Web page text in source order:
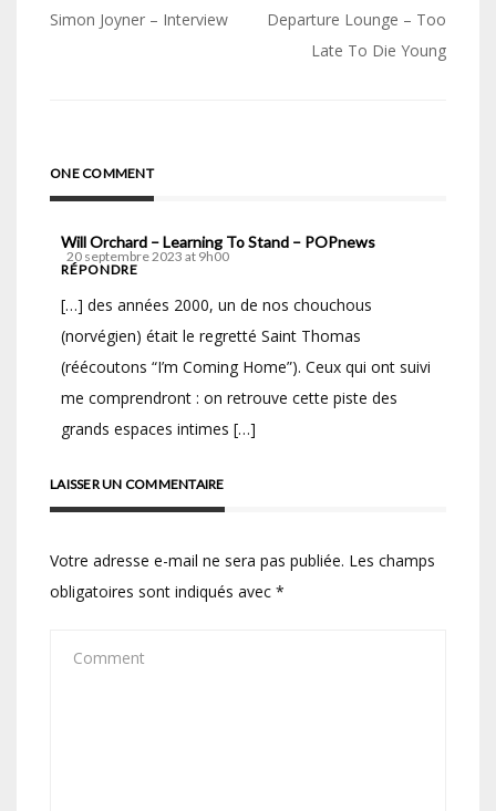
Navigation
Simon Joyner – Interview
Departure Lounge – Too
Late To Die Young
ONE COMMENT
Will Orchard – Learning To Stand – POPnews
20 septembre 2023 at 9h00
RÉPONDRE
[…] des années 2000, un de nos chouchous
(norvégien) était le regretté Saint Thomas
(réécoutons “I’m Coming Home”). Ceux qui ont suivi
me comprendront : on retrouve cette piste des
grands espaces intimes […]
LAISSER UN COMMENTAIRE
Votre adresse e-mail ne sera pas publiée. Les champs
obligatoires sont indiqués avec *